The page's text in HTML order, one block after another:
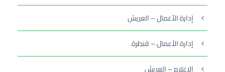
إدارة الأعمال – العريش
إدارة الأعمال – قنطرة
الإعلام – العريش